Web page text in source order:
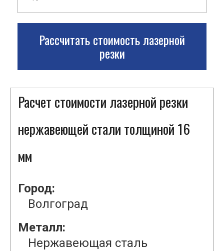
Рассчитать стоимость лазерной
резки
Расчет стоимости лазерной резки
нержавеющей стали толщиной 16
мм
Город:
Волгоград
Металл:
Нержавеющая сталь